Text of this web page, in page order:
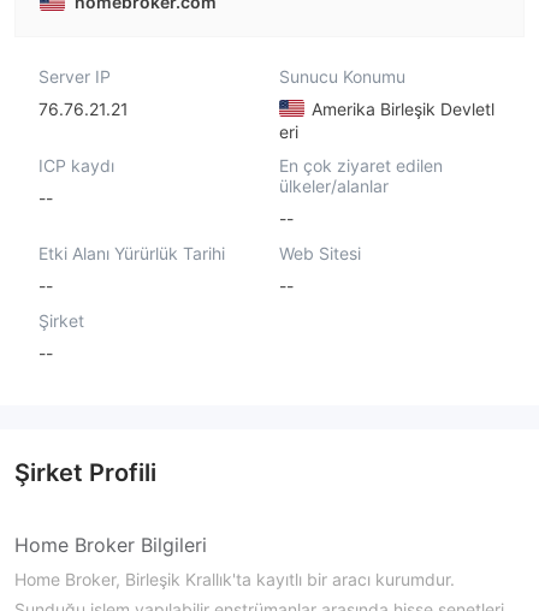
Server IP
76.76.21.21
Sunucu Konumu
Amerika Birleşik Devletl
eri
ICP kaydı
--
En çok ziyaret edilen
ülkeler/alanlar
--
Etki Alanı Yürürlük Tarihi
--
Web Sitesi
--
Şirket
--
Şirket Profili
Home Broker Bilgileri
Home Broker, Birleşik Krallık'ta kayıtlı bir aracı kurumdur.